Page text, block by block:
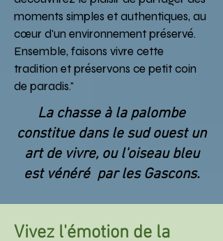
moments simples et authentiques, au
cœur d'un environnement préservé.
Ensemble, faisons vivre cette
tradition et préservons ce petit coin
de paradis."
La chasse à la palombe
constitue dans le sud ouest un
art de vivre, ou l'oiseau bleu
est vénéré par les Gascons.
Vivez l'émotion de la